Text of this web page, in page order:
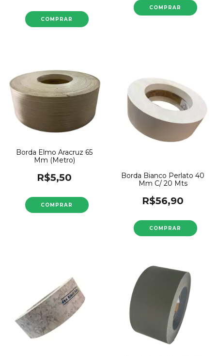
Borda Elmo Aracruz 65
Mm (Metro)
R$5,50
Borda Bianco Perlato 40
Mm C/ 20 Mts
R$56,90